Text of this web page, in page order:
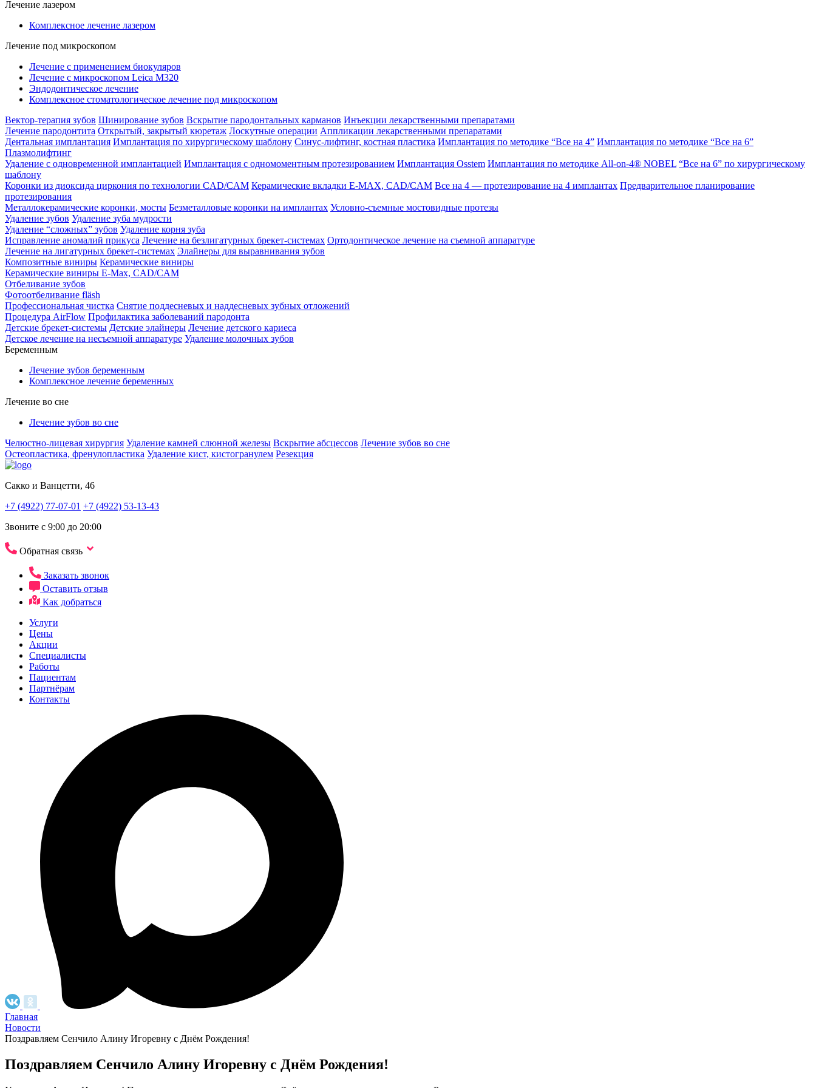
Лечение лазером
Комплексное лечение лазером
Лечение под микроскопом
Лечение с применением биокуляров
Лечение с микроскопом Leica M320
Эндодонтическое лечение
Комплексное стоматологическое лечение под микроскопом
Вектор-терапия зубов Шинирование зубов Вскрытие пародонтальных карманов Инъекции лекарственными препаратами
Лечение пародонтита Открытый, закрытый кюретаж Лоскутные операции Аппликации лекарственными препаратами
Дентальная имплантация Имплантация по хирургическому шаблону Синус-лифтинг, костная пластика Имплантация по методике “Все на 4” Имплантация по методике “Все на 6”
Плазмолифтинг
Удаление с одновременной имплантацией Имплантация с одномоментным протезированием Имплантация Osstem Имплантация по методике All-on-4® NOBEL “Все на 6” по хирургическому
шаблону
Коронки из диоксида циркония по технологии CAD/CAM Керамические вкладки E-MAX, CAD/CAM Все на 4 — протезирование на 4 имплантах Предварительное планирование
протезирования
Металлокерамические коронки, мосты Безметалловые коронки на имплантах Условно-съемные мостовидные протезы
Удаление зубов Удаление зуба мудрости
Удаление “сложных” зубов Удаление корня зуба
Исправление аномалий прикуса Лечение на безлигатурных брекет-системах Ортодонтическое лечение на съемной аппаратуре
Лечение на лигатурных брекет-системах Элайнеры для выравнивания зубов
Композитные виниры Керамические виниры
Керамические виниры E-Max, CAD/CAM
Отбеливание зубов
Фотоотбеливание fläsh
Профессиональная чистка Снятие поддесневых и наддесневых зубных отложений
Процедура AirFlow Профилактика заболеваний пародонта
Детские брекет-системы Детские элайнеры Лечение детского кариеса
Детское лечение на несъемной аппаратуре Удаление молочных зубов
Беременным
Лечение зубов беременным
Комплексное лечение беременных
Лечение во сне
Лечение зубов во сне
Челюстно-лицевая хирургия Удаление камней слюнной железы Вскрытие абсцессов Лечение зубов во сне
Остеопластика, френулопластика Удаление кист, кистогранулем Резекция
Сакко и Ванцетти, 46
+7 (4922) 77-07-01 +7 (4922) 53-13-43
Звоните с 9:00 до 20:00
Обратная связь
Заказать звонок
Оставить отзыв
Как добраться
Услуги
Цены
Акции
Специалисты
Работы
Пациентам
Партнёрам
Контакты
Главная
Новости
Поздравляем Сенчило Алину Игоревну с Днём Рождения!
Поздравляем Сенчило Алину Игоревну с Днём Рождения!